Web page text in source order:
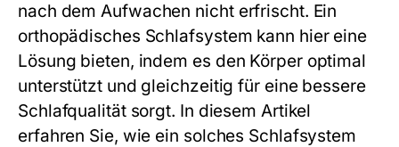
nach dem Aufwachen nicht erfrischt. Ein
orthopädisches Schlafsystem kann hier eine
Lösung bieten, indem es den Körper optimal
unterstützt und gleichzeitig für eine bessere
Schlafqualität sorgt. In diesem Artikel
erfahren Sie, wie ein solches Schlafsystem